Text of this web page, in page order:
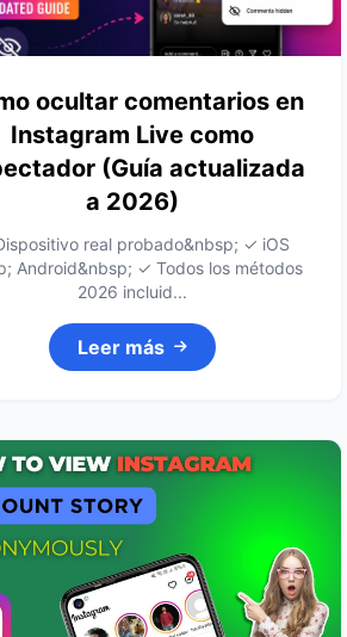
ocultar comentarios en
Instagram Live como
(Guía actualizada
a 2026)
real probado&nbsp; ✓ iOS
Android&nbsp; ✓ Todos los métodos
2026 incluid...
Leer más